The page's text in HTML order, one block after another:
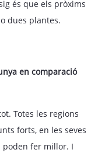
és que els pròxims
dues plantes.
en comparació
Totes les regions
forts, en les seves
fer millor. I